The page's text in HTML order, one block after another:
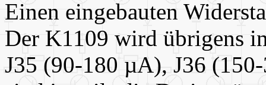
Einen eingebauten
Der K1109 wird übrigens
J35 (90-180 µA), J36